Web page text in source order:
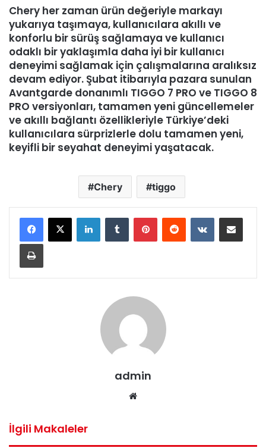
Chery her zaman ürün değeriyle markayı
yukarıya taşımaya, kullanıcılara akıllı ve
konforlu bir sürüş sağlamaya ve kullanıcı
odaklı bir yaklaşımla daha iyi bir kullanıcı
deneyimi sağlamak için çalışmalarına aralıksız
devam ediyor. Şubat itibarıyla pazara sunulan
Avantgarde donanımlı TIGGO 7 PRO ve TIGGO 8
PRO versiyonları, tamamen yeni güncellemeler
ve akıllı bağlantı özellikleriyle Türkiye’deki
kullanıcılara sürprizlerle dolu tamamen yeni,
keyifli bir seyahat deneyimi yaşatacak.
Chery tiggo
admin
İlgili Makaleler